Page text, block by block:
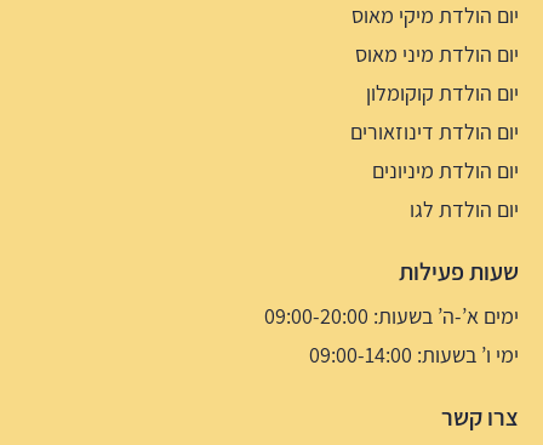
יום הולדת מיקי מאוס
יום הולדת מיני מאוס
יום הולדת קוקומלון
יום הולדת דינוזאורים
יום הולדת מיניונים
יום הולדת לגו
שעות פעילות
ימים א’-ה’ בשעות: 09:00-20:00
ימי ו’ בשעות: 09:00-14:00
צרו קשר